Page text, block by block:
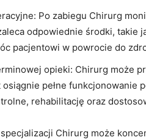
Po zabiegu Chirurg
odpowiednie środki,
pacjentowi w powrocie do
opieki: Chirurg może
pełne funkcjonowanie
rehabilitację oraz
Chirurg może